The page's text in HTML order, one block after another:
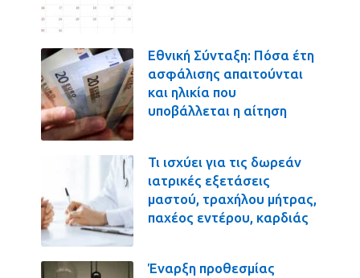
Εθνική Σύνταξη: Πόσα έτη
ασφάλισης απαιτούνται
και ηλικία που
υποβάλλεται η αίτηση
Τι ισχύει για τις δωρεάν
ιατρικές εξετάσεις
μαστού, τραχήλου μήτρας,
παχέος εντέρου, καρδιάς
Έναρξη προθεσμίας